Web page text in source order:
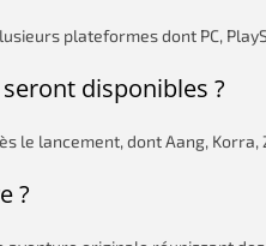
plateformes dont PC,
disponibles ?
le lancement, dont Aang, Korra,
?